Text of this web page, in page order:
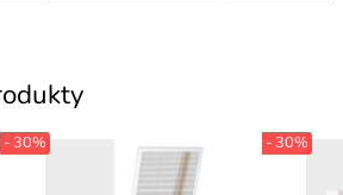
- 30% - 30%